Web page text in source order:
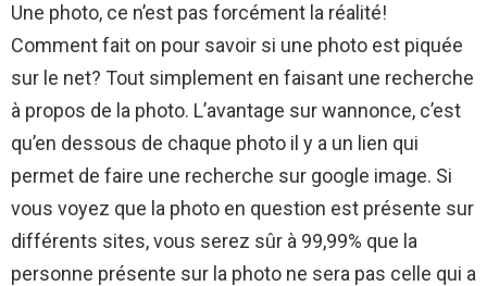
Une photo, ce n’est pas forcément la réalité!
Comment fait on pour savoir si une photo est piquée
sur le net? Tout simplement en faisant une recherche
à propos de la photo. L’avantage sur wannonce, c’est
qu’en dessous de chaque photo il y a un lien qui
permet de faire une recherche sur google image. Si
vous voyez que la photo en question est présente sur
différents sites, vous serez sûr à 99,99% que la
personne présente sur la photo ne sera pas celle qui a